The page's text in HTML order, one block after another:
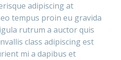
adipiscing at
tempus proin eu gravida
rutrum a auctor quis
class adipiscing est
mi a dapibus et